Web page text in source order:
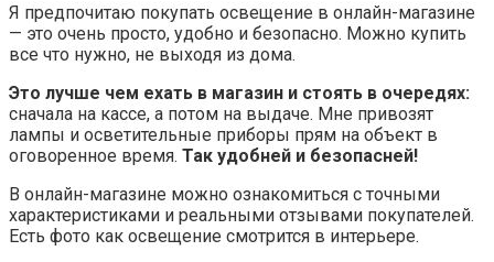
Я предпочитаю покупать освещение в онлайн-магазине
— это очень просто, удобно и безопасно. Можно купить
все что нужно, не выходя из дома.
Это лучше чем ехать в магазин и стоять в очередях:
сначала на кассе, а потом на выдаче. Мне привозят
лампы и осветительные приборы прям на объект в
оговоренное время. Так удобней и безопасней!
В онлайн-магазине можно ознакомиться с точными
характеристиками и реальными отзывами покупателей.
Есть фото как освещение смотрится в интерьере.